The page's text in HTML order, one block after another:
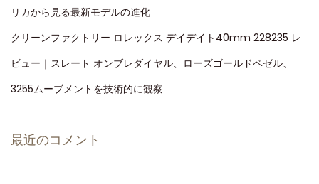
リカから見る最新モデルの進化
クリーンファクトリー ロレックス デイデイト40mm 228235 レ
ビュー｜スレート オンブレダイヤル、ローズゴールドベゼル、
3255ムーブメントを技術的に観察
最近のコメント